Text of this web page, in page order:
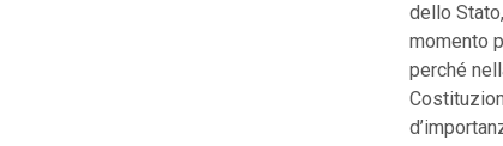
dello
momento
perché